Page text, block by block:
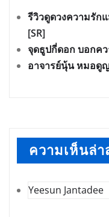
รีวิวดูดวงความรัก
[SR]
จุดธูปกี่ดอก บอกค
อาจารย์นุ้น หมอดู
ความเห็นล่
Yeesun Jantadee